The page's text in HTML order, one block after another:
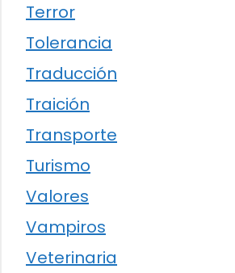
Terror
Tolerancia
Traducción
Traición
Transporte
Turismo
Valores
Vampiros
Veterinaria